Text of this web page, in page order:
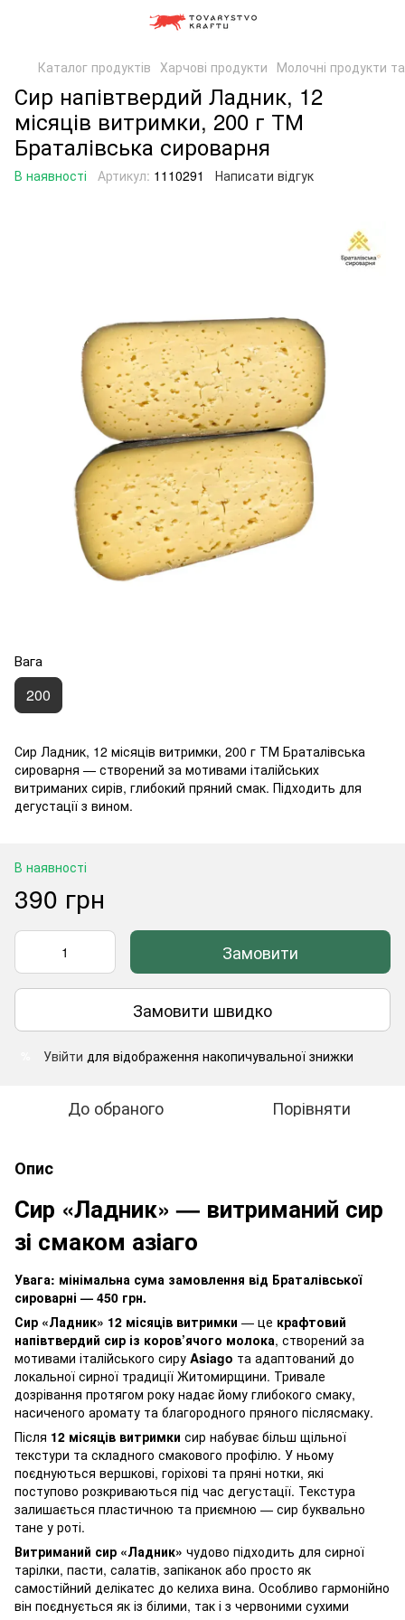
Каталог продуктів Харчові продукти Молочні продукти
Сир напівтвердий Ладник, 12
місяців витримки, 200 г ТМ
Браталівська сироварня
В наявності Артикул: 1110291 Написати відгук
Вага
200
Сир Ладник, 12 місяців витримки, 200 г ТМ Браталівська
сироварня — створений за мотивами італійських
витриманих сирів, глибокий пряний смак. Підходить для
дегустації з вином.
В наявності
390 грн
Замовити
Замовити швидко
Увійти для відображення накопичувальної знижки
До обраного Порівняти
Опис
Сир «Ладник» — витриманий сир
зі смаком азіаго
Увага: мінімальна сума замовлення від Браталівської
сироварні — 450 грн.
Сир «Ладник» 12 місяців витримки — це крафтовий
напівтвердий сир із коров’ячого молока, створений за
мотивами італійського сиру Asiago та адаптований до
локальної сирної традиції Житомирщини. Тривале
дозрівання протягом року надає йому глибокого смаку,
насиченого аромату та благородного пряного післясмаку.
Після 12 місяців витримки сир набуває більш щільної
текстури та складного смакового профілю. У ньому
поєднуються вершкові, горіхові та пряні нотки, які
поступово розкриваються під час дегустації. Текстура
залишається пластичною та приємною — сир буквально
тане у роті.
Витриманий сир «Ладник» чудово підходить для сирної
тарілки, пасти, салатів, запіканок або просто як
самостійний делікатес до келиха вина. Особливо гармонійно
він поєднується як із білими, так і з червоними сухими